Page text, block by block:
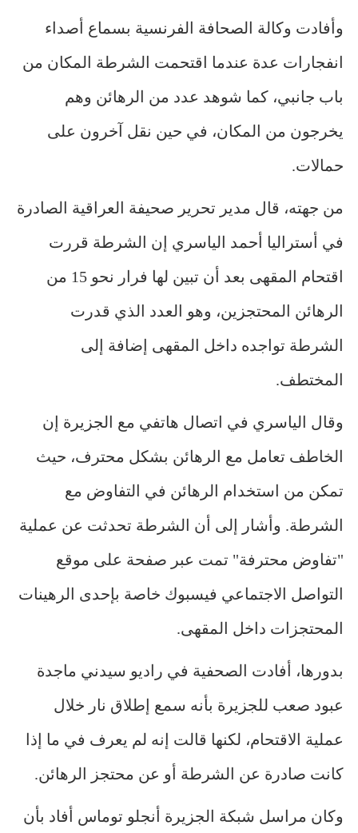
وأفادت وكالة الصحافة الفرنسية بسماع أصداء
انفجارات عدة عندما اقتحمت الشرطة المكان من
باب جانبي، كما شوهد عدد من الرهائن وهم
يخرجون من المكان، في حين نقل آخرون على
حمالات.
من جهته، قال مدير تحرير صحيفة العراقية الصادرة
في أستراليا أحمد الياسري إن الشرطة قررت
اقتحام المقهى بعد أن تبين لها فرار نحو 15 من
الرهائن المحتجزين، وهو العدد الذي قدرت
الشرطة تواجده داخل المقهى إضافة إلى
المختطف.
وقال الياسري في اتصال هاتفي مع الجزيرة إن
الخاطف تعامل مع الرهائن بشكل محترف، حيث
تمكن من استخدام الرهائن في التفاوض مع
الشرطة. وأشار إلى أن الشرطة تحدثت عن عملية
"تفاوض محترفة" تمت عبر صفحة على موقع
التواصل الاجتماعي فيسبوك خاصة بإحدى الرهينات
المحتجزات داخل المقهى.
بدورها، أفادت الصحفية في راديو سيدني ماجدة
عبود صعب للجزيرة بأنه سمع إطلاق نار خلال
عملية الاقتحام، لكنها قالت إنه لم يعرف في ما إذا
كانت صادرة عن الشرطة أو عن محتجز الرهائن.
وكان مراسل شبكة الجزيرة أنجلو توماس أفاد بأن